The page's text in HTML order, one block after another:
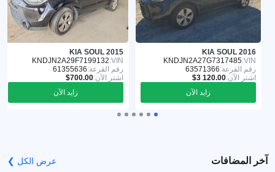
KIA SOUL 2016
VIN:
KNDJN2A27G7317485
رقم القرعة:63571366
اشترِ الآن:
زايد الآن
KIA SOUL 2015
VIN:
KNDJN2A29F7199132
رقم القرعة:61355636
اشترِ الآن:
زايد الآن
آخر المضافات عرض الكل ❯